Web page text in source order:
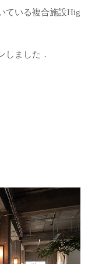
ている複合施設Hig
ました．